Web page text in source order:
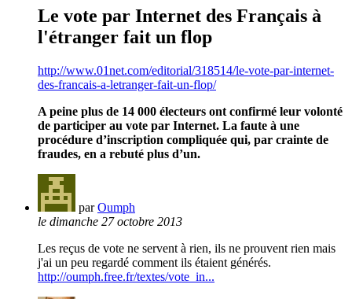
Le vote par Internet des Français à
l'étranger fait un flop
http://www.01net.com/editorial/318514/le-vote-par-internet-
des-francais-a-letranger-fait-un-flop/
A peine plus de 14 000 électeurs ont confirmé leur volonté
de participer au vote par Internet. La faute à une
procédure d’inscription compliquée qui, par crainte de
fraudes, en a rebuté plus d’un.
parOumph
le dimanche 27 octobre 2013
Les reçus de vote ne servent à rien, ils ne prouvent rien mais
j'ai un peu regardé comment ils étaient générés.
http://oumph.free.fr/textes/vote_in...